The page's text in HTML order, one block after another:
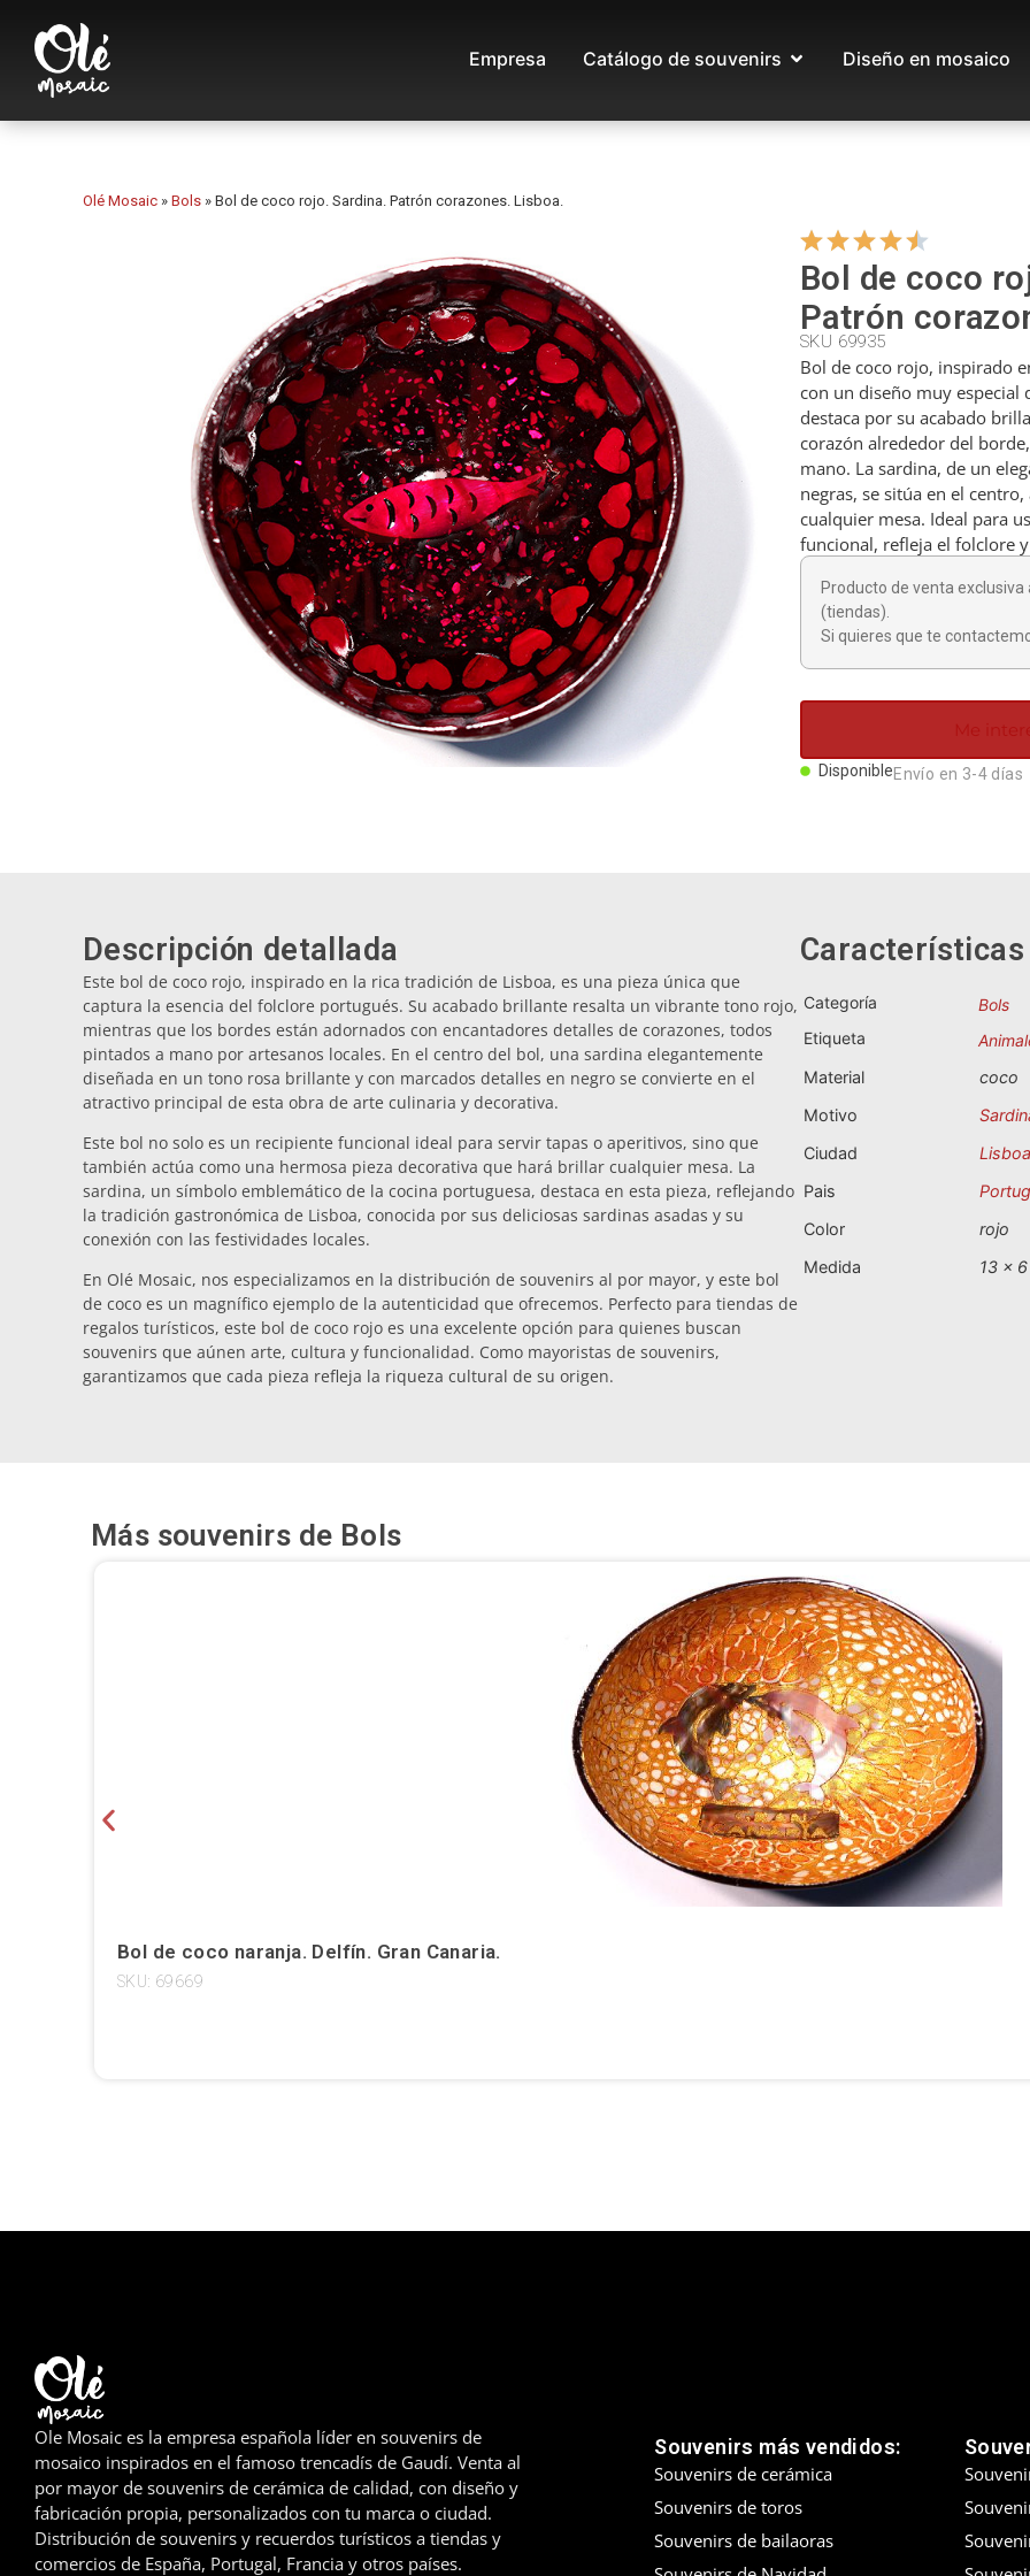
Empresa Catálogo de souvenirs Diseño en mosaico
Olé Mosaic » Bols » Bol de coco rojo. Sardina. Patrón corazones. Lisboa.
Bol de coco
Patrón
SKU 69935
Bol de coco rojo, inspirado
con un diseño muy especial
destaca por su acabado
corazón alrededor del
mano. La sardina, de un
negras, se sitúa en el
cualquier mesa. Ideal para
funcional, refleja el folclore
Producto de venta exclusiva
(tiendas).
Si quieres que te
Me
DisponibleEnvío en 3-4 días
Descripción detallada
Este bol de coco rojo, inspirado en la rica tradición de Lisboa, es una pieza única que
captura la esencia del folclore portugués. Su acabado brillante resalta un vibrante tono rojo,
mientras que los bordes están adornados con encantadores detalles de corazones, todos
pintados a mano por artesanos locales. En el centro del bol, una sardina elegantemente
diseñada en un tono rosa brillante y con marcados detalles en negro se convierte en el
atractivo principal de esta obra de arte culinaria y decorativa.
Este bol no solo es un recipiente funcional ideal para servir tapas o aperitivos, sino que
también actúa como una hermosa pieza decorativa que hará brillar cualquier mesa. La
sardina, un símbolo emblemático de la cocina portuguesa, destaca en esta pieza, reflejando
la tradición gastronómica de Lisboa, conocida por sus deliciosas sardinas asadas y su
conexión con las festividades locales.
En Olé Mosaic, nos especializamos en la distribución de souvenirs al por mayor, y este bol
de coco es un magnífico ejemplo de la autenticidad que ofrecemos. Perfecto para tiendas de
regalos turísticos, este bol de coco rojo es una excelente opción para quienes buscan
souvenirs que aúnen arte, cultura y funcionalidad. Como mayoristas de souvenirs,
garantizamos que cada pieza refleja la riqueza cultural de su origen.
Características
Categoría
Bols
Etiqueta
Material
coco
Motivo
Ciudad
Lisboa
Pais
Color
rojo
Medida
13 x
Más souvenirs de Bols
Bol de coco naranja. Delfín. Gran Canaria.
SKU: 69669
Ole Mosaic es la empresa española líder en souvenirs de
mosaico inspirados en el famoso trencadís de Gaudí. Venta al
por mayor de souvenirs de cerámica de calidad, con diseño y
fabricación propia, personalizados con tu marca o ciudad.
Distribución de souvenirs y recuerdos turísticos a tiendas y
comercios de España, Portugal, Francia y otros países.
Souvenirs más vendidos:
Souvenirs de cerámica
Souvenirs de toros
Souvenirs de bailaoras